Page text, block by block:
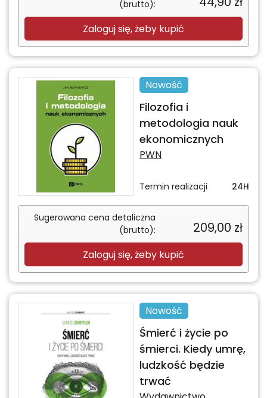
(brutto):
Zaloguj się, żeby kupić
Nowość
Filozofia i
metodologia nauk
ekonomicznych
PWN
Termin realizacji 24H
Sugerowana cena detaliczna
(brutto):
209,00 zł
Zaloguj się, żeby kupić
Nowość
Śmierć i życie po
śmierci. Kiedy umrę,
ludzkość będzie
trwać